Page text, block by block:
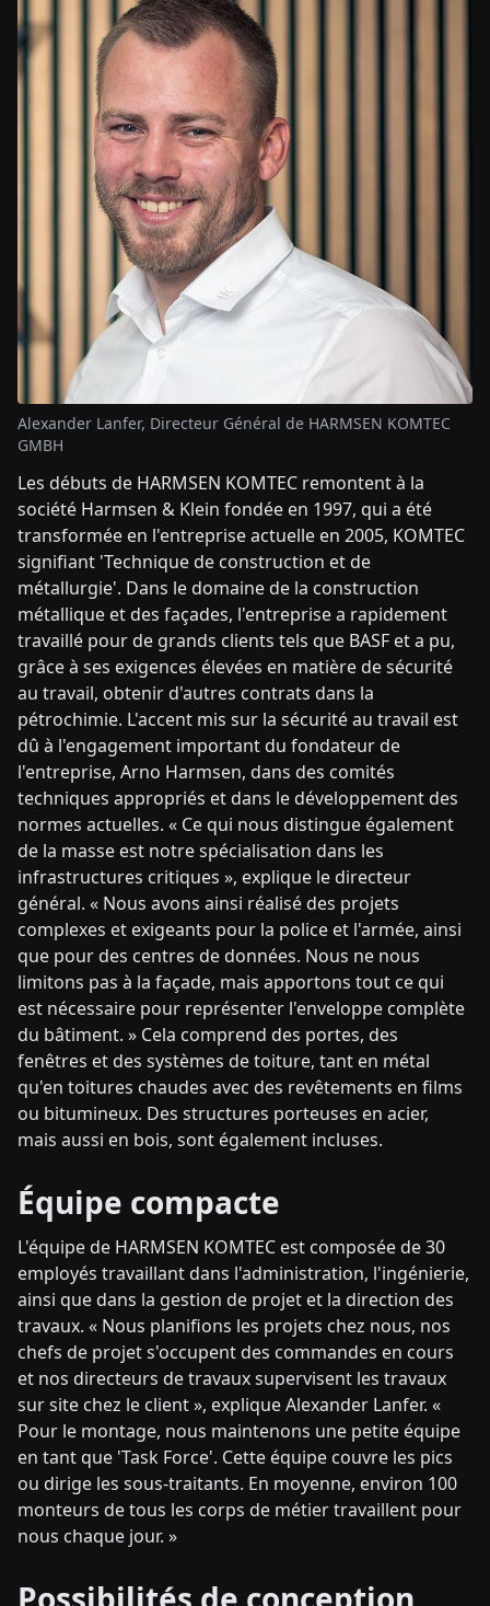
Alexander Lanfer, Directeur Général de HARMSEN KOMTEC
GMBH
Les débuts de HARMSEN KOMTEC remontent à la
société Harmsen & Klein fondée en 1997, qui a été
transformée en l'entreprise actuelle en 2005, KOMTEC
signifiant 'Technique de construction et de
métallurgie'. Dans le domaine de la construction
métallique et des façades, l'entreprise a rapidement
travaillé pour de grands clients tels que BASF et a pu,
grâce à ses exigences élevées en matière de sécurité
au travail, obtenir d'autres contrats dans la
pétrochimie. L'accent mis sur la sécurité au travail est
dû à l'engagement important du fondateur de
l'entreprise, Arno Harmsen, dans des comités
techniques appropriés et dans le développement des
normes actuelles. « Ce qui nous distingue également
de la masse est notre spécialisation dans les
infrastructures critiques », explique le directeur
général. « Nous avons ainsi réalisé des projets
complexes et exigeants pour la police et l'armée, ainsi
que pour des centres de données. Nous ne nous
limitons pas à la façade, mais apportons tout ce qui
est nécessaire pour représenter l'enveloppe complète
du bâtiment. » Cela comprend des portes, des
fenêtres et des systèmes de toiture, tant en métal
qu'en toitures chaudes avec des revêtements en films
ou bitumineux. Des structures porteuses en acier,
mais aussi en bois, sont également incluses.
Équipe compacte
L'équipe de HARMSEN KOMTEC est composée de 30
employés travaillant dans l'administration, l'ingénierie,
ainsi que dans la gestion de projet et la direction des
travaux. « Nous planifions les projets chez nous, nos
chefs de projet s'occupent des commandes en cours
et nos directeurs de travaux supervisent les travaux
sur site chez le client », explique Alexander Lanfer. «
Pour le montage, nous maintenons une petite équipe
en tant que 'Task Force'. Cette équipe couvre les pics
ou dirige les sous-traitants. En moyenne, environ 100
monteurs de tous les corps de métier travaillent pour
nous chaque jour. »